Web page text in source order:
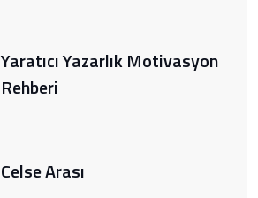
Yaratıcı Yazarlık Motivasyon
Rehberi
Celse Arası